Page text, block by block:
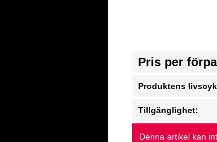
Pris per
Produktens
Tillgänglighet:
Denna artikel kan